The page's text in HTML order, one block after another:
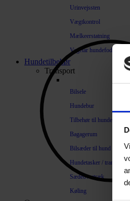
Urinvejssten
Vægtkontrol
Mælkeerstatning
Vegetar hundefoder
Hundetilbehør
Transport
Bilsele
Hundebur
Tilbehør til hundebure
Bagagerum
Bilsæder til hund
Hundetasker /
Sædeovertræk
Køling